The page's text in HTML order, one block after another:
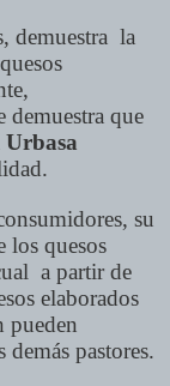
demuestra la
demuestra que
Urbasa
su
los quesos
a partir de
elaborados
pueden
pastores.